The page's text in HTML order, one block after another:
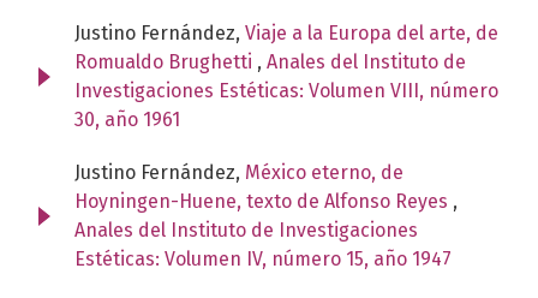
Justino Fernández, Viaje a la Europa del arte, de
Romualdo Brughetti , Anales del Instituto de
Investigaciones Estéticas: Volumen VIII, número
30, año 1961
Justino Fernández, México eterno, de
Hoyningen-Huene, texto de Alfonso Reyes ,
Anales del Instituto de Investigaciones
Estéticas: Volumen IV, número 15, año 1947